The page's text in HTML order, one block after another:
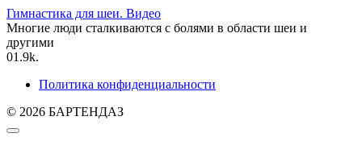
Гимнастика для шеи. Видео
Многие люди сталкиваются с болями в области шеи и
другими
01.9k.
Политика конфиденциальности
© 2026 БАРТЕНДАЗ